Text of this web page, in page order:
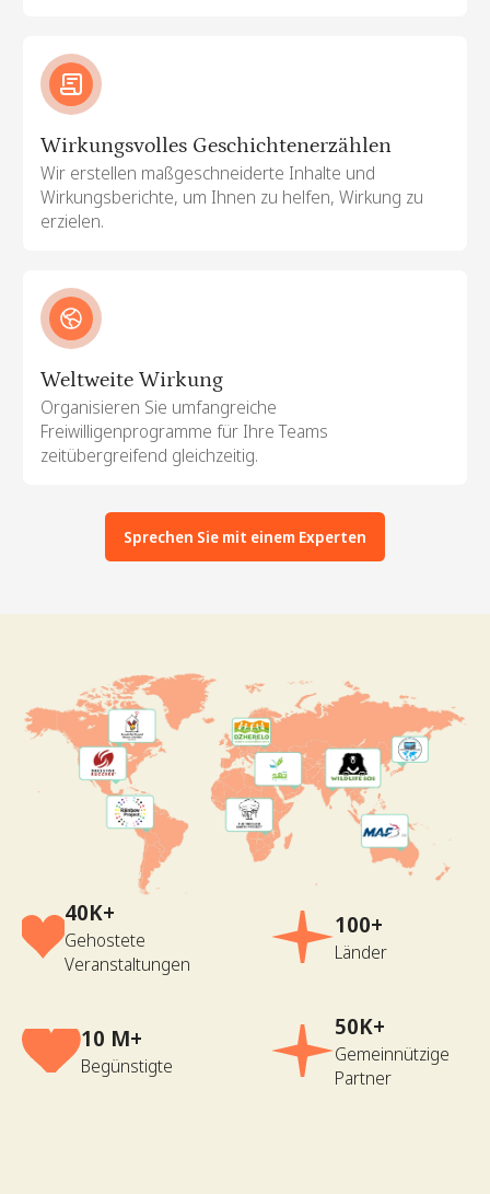
Wirkungsvolles Geschichtenerzählen
Wir erstellen maßgeschneiderte Inhalte und
Wirkungsberichte, um Ihnen zu helfen, Wirkung zu
erzielen.
Weltweite Wirkung
Organisieren Sie umfangreiche
Freiwilligenprogramme für Ihre Teams
zeitübergreifend gleichzeitig.
Sprechen Sie mit einem Experten
40K+
Gehostete
Veranstaltungen
100+
Länder
10 M+
Begünstigte
50K+
Gemeinnützige
Partner